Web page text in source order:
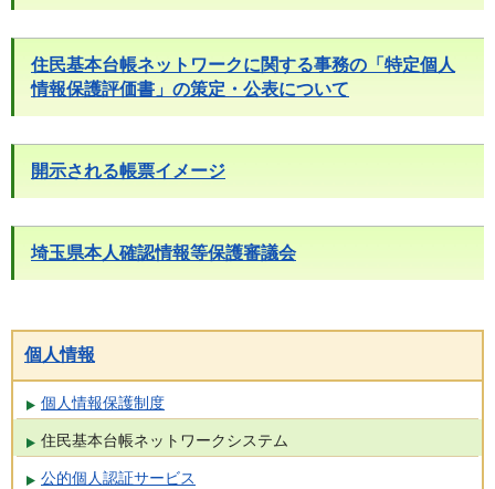
住民基本台帳ネットワークに関する事務の「特定個人
情報保護評価書」の策定・公表について
開示される帳票イメージ
埼玉県本人確認情報等保護審議会
個人情報
個人情報保護制度
住民基本台帳ネットワークシステム
公的個人認証サービス